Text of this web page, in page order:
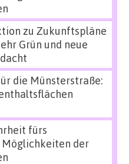
zu Zukunftspläne
Grün und neue
die Münsterstraße:
fürs
der